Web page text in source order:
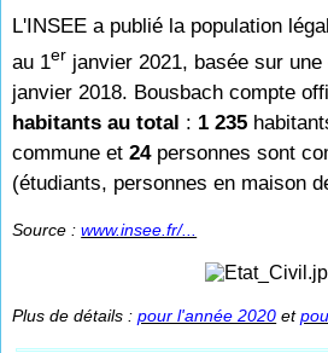
L'INSEE a publié la population
au 1er janvier 2021, basée sur
janvier 2018. Bousbach compte
habitants au total : 1 235
commune et24personnes sont
(étudiants, personnes en maison
Source :www.insee.fr/...
Plus de détails :pour l'année 2020 et